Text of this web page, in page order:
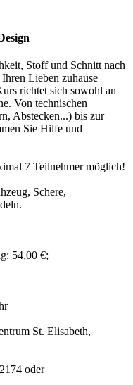
Stoff und Schnitt nach
Lieben zuhause
richtet sich sowohl an
Von technischen
Abstecken...) bis zur
Sie Hilfe und
7 Teilnehmer möglich!
Schere,
54,00 €;
St. Elisabeth,
oder